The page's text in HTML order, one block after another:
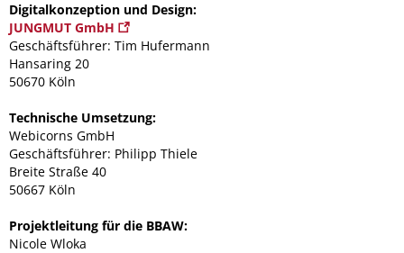
Digitalkonzeption und Design:
JUNGMUT GmbH
Geschäftsführer: Tim Hufermann
Hansaring 20
50670 Köln
Technische Umsetzung:
Webicorns GmbH
Geschäftsführer: Philipp Thiele
Breite Straße 40
50667 Köln
Projektleitung für die BBAW:
Nicole Wloka